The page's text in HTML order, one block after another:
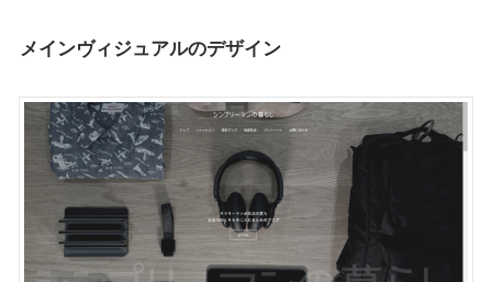
メインヴィジュアルのデザイン